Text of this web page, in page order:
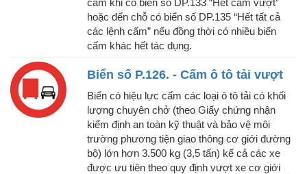
hoặc đến chỗ có biển số DP.135 “Hết tất cả
các lệnh cấm” nếu đồng thời có nhiều biển
cấm khác hết tác dụng.
Biển số P.126. - Cấm ô tô tải vượt
Biển có hiệu lực cấm các loại ô tô tải có khối
lượng chuyên chở (theo Giấy chứng nhận
kiểm định an toàn kỹ thuật và bảo vệ môi
trường phương tiện giao thông cơ giới đường
bộ) lớn hơn 3.500 kg (3,5 tấn) kể cả các xe
được ưu tiên theo quy định vượt xe cơ giới